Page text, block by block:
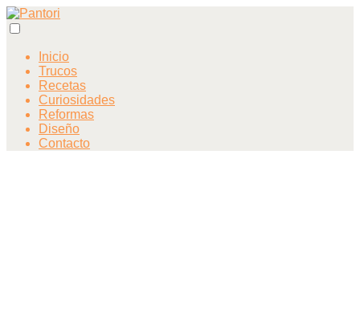
Inicio
Trucos
Recetas
Curiosidades
Reformas
Diseño
Contacto